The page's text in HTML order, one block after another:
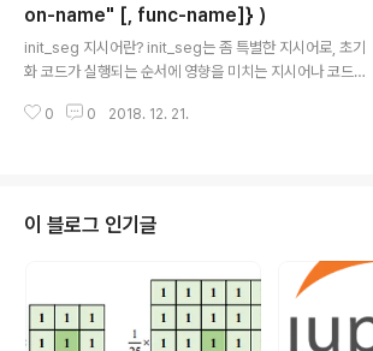
z 폴더가 있다.Setup.js 를 실행 한다. 위와 같은 창이 뜨
면서 현재 설치된 IDE 버전에 맞는 환경을 구성 한다. 모든
환경구성이 끝나면 IDE 로 돌아가서 포함폴더에 WTL/Inc
on-name" [, func-name]} )
init_seg 지시어란? init_seg는 좀 특별한 지시어로, 초기
화 코드가 실행되는 순서에 영향을 미치는 지시어나 코드
주로 전역 변수의 초기화를 의미하며, 대부분 클래스의 생
당해서 메모리 할당을 기록한 뒤 프로그램 종료시 그 레퍼
런스가 0 이상이면 메모리 누수를 보고한다. 만약 vld보다
먼저 초기화 된 라이브러리가 있다면 VLD 라이브러리가
초기화되기 전에 메모리가 할당되었다가 프로그램 종료시
메모리가 해제되지 않고 종료되어 VLD 라이브러리가 메모
리 누수..
0 0 2018. 12. 21.
이 블로그 인기글